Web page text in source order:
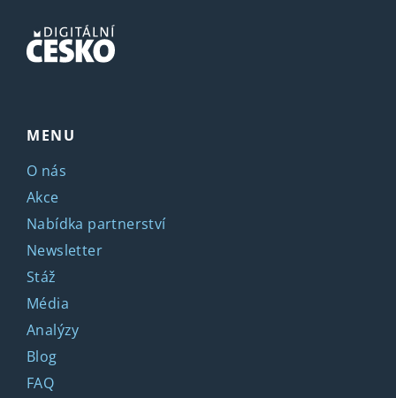
MENU
O nás
Akce
Nabídka partnerství
Newsletter
Stáž
Média
Analýzy
Blog
FAQ